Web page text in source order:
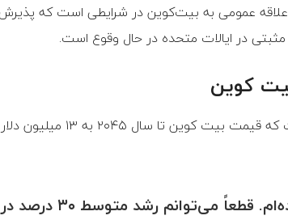
عمومی به بیت‌کوین در شرایطی است که
در ایالات متحده در حال وقوع است.
مایکل سیلور در تحلیلی بلندمدت پیش‌بینی کرده
من نسبت به این پیش‌بینی